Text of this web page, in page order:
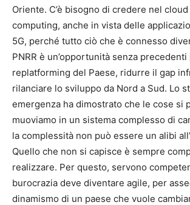
Oriente. C’è bisogno di credere nel cloud
computing, anche in vista delle
5G, perché tutto ciò che è connesso
PNRR è un’opportunità senza precedenti
replatforming del Paese, ridurre il gap
rilanciare lo sviluppo da Nord a Sud. Lo
emergenza ha dimostrato che le cose si
muoviamo in un sistema complesso di
la complessità non può essere un alibi
Quello che non si capisce è sempre
realizzare. Per questo, servono
burocrazia deve diventare agile, per
dinamismo di un paese che vuole